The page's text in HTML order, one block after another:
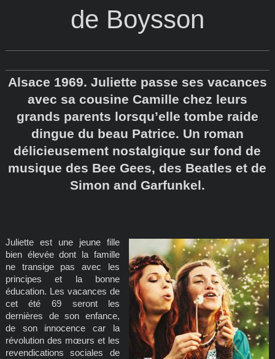
de Boysson
Alsace 1969. Juliette passe ses vacances
avec sa cousine Camille chez leurs
grands parents lorsqu’elle tombe raide
dingue du beau Patrice. Un roman
délicieusement nostalgique sur fond de
musique des Bee Gees, des Beatles et de
Simon and Garfunkel.
Juliette est une jeune fille
bien élevée dont la famille
ne transige pas avec les
principes et la bonne
éducation. Les vacances de
cet été 69 seront les
dernières de son enfance,
de son innocence car la
révolution des mœurs et les
revendications sociales de